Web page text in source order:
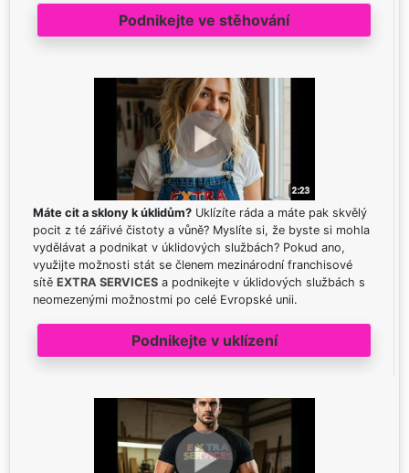
Podnikejte ve stěhování
Máte cit a sklony k úklidům? Uklízíte ráda a máte pak skvělý
pocit z té zářivé čistoty a vůně? Myslíte si, že byste si mohla
vydělávat a podnikat v úklidových službách? Pokud ano,
využijte možnosti stát se členem mezinárodní franchisové
sítě EXTRA SERVICES a podnikejte v úklidových službách s
neomezenými možnostmi po celé Evropské unii.
Podnikejte v uklízení